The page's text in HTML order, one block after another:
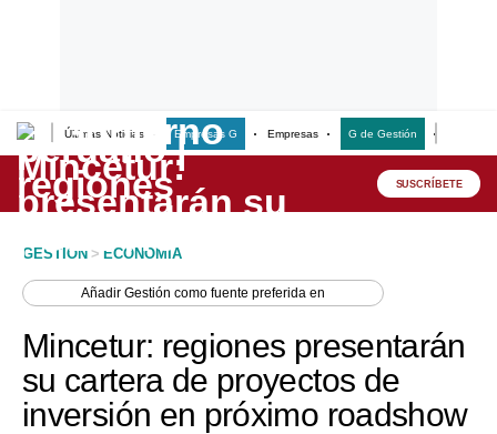
Últimas Noticias Empresas G Empresas G de Gestión
Lo último
Peru Quiosco
Economía
Mercados
SUSCRÍBETE
GESTION > ECONOMIA
AñadirGestión como fuente preferida en
Mincetur: regiones presentarán
su cartera de proyectos de
inversión en próximo roadshow